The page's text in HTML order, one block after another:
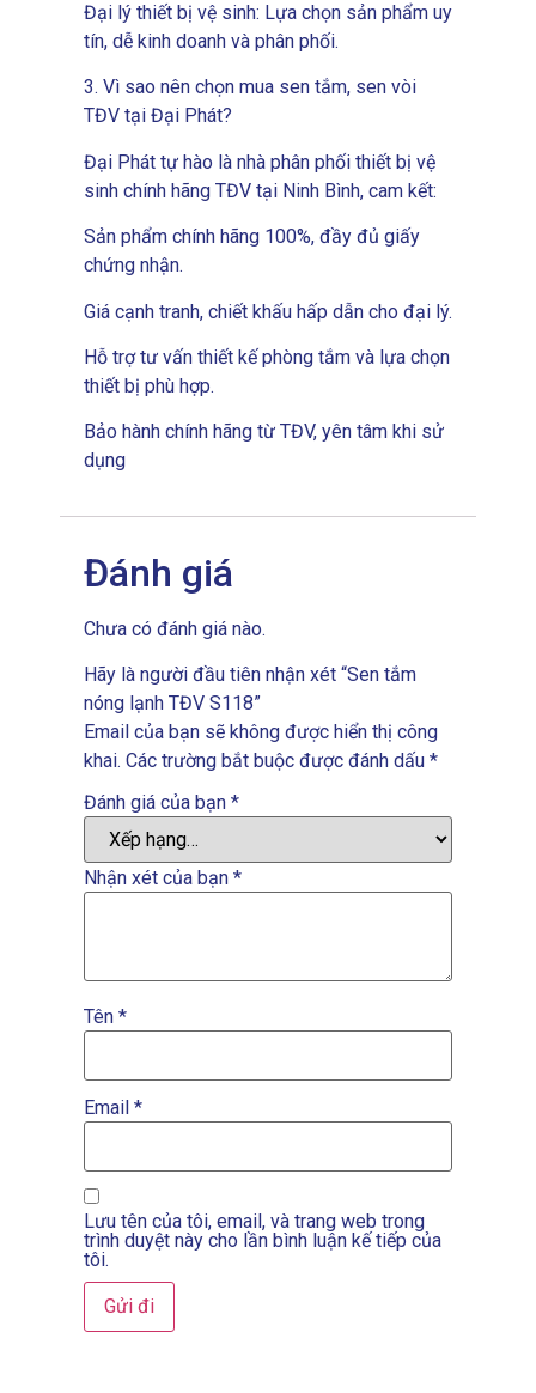
Đại lý thiết bị vệ sinh: Lựa chọn sản phẩm uy
tín, dễ kinh doanh và phân phối.
3. Vì sao nên chọn mua sen tắm, sen vòi
TĐV tại Đại Phát?
Đại Phát tự hào là nhà phân phối thiết bị vệ
sinh chính hãng TĐV tại Ninh Bình, cam kết:
Sản phẩm chính hãng 100%, đầy đủ giấy
chứng nhận.
Giá cạnh tranh, chiết khấu hấp dẫn cho đại lý.
Hỗ trợ tư vấn thiết kế phòng tắm và lựa chọn
thiết bị phù hợp.
Bảo hành chính hãng từ TĐV, yên tâm khi sử
dụng
Đánh giá
Chưa có đánh giá nào.
Hãy là người đầu tiên nhận xét “Sen tắm
nóng lạnh TĐV S118”
Email của bạn sẽ không được hiển thị công
khai. Các trường bắt buộc được đánh dấu *
Đánh giá của bạn *
Nhận xét của bạn *
Tên *
Email *
Lưu tên của tôi, email, và trang web trong
trình duyệt này cho lần bình luận kế tiếp của
tôi.